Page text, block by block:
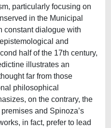
particularly focusing on
in the Municipal
constant dialogue with
and
half of the 17th century,
illustrates an
far from those
philosophical
on the contrary, the
and Spinoza’s
in fact, prefer to lead